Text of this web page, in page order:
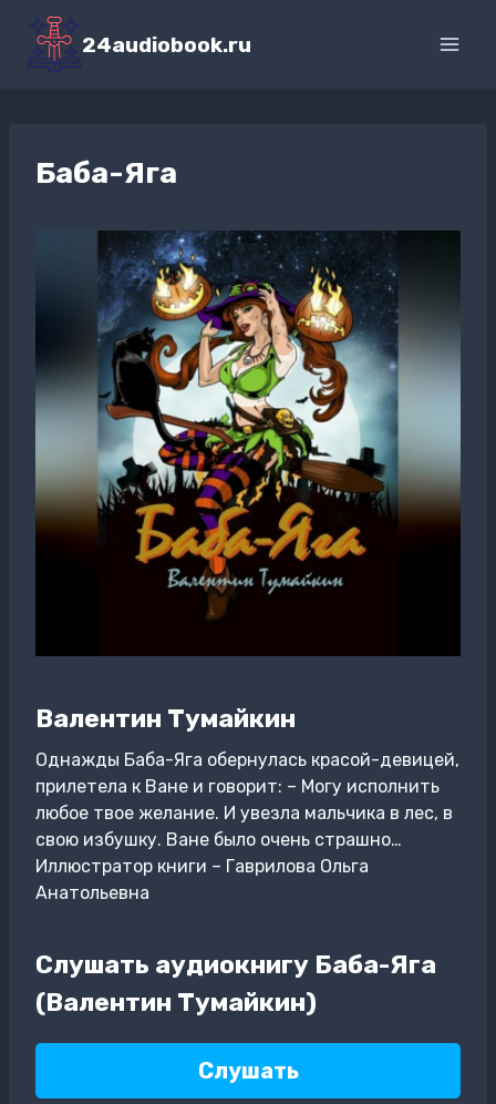
Перейти
содержимому
24audiobook.ru
Баба-Яга
Валентин Тумайкин
Однажды Баба-Яга обернулась красой-девицей,
прилетела к Ване и говорит: – Могу исполнить
любое твое желание. И увезла мальчика в лес, в
свою избушку. Ване было очень страшно…
Иллюстратор книги – Гаврилова Ольга
Анатольевна
Слушать аудиокнигу Баба-Яга
(Валентин Тумайкин)
Слушать